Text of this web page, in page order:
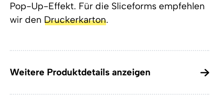
Pop-Up-Effekt. Für die Sliceforms empfehlen
wir den Druckerkarton.
Weitere Produktdetails anzeigen